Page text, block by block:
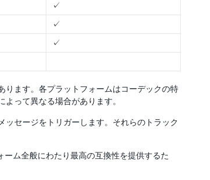
✓
✓
✓
ります。各プラットフォームはコーデックの特
って異なる場合があります。
セージをトリガーします。それらのトラック
ム全般にわたり最高の互換性を提供するた